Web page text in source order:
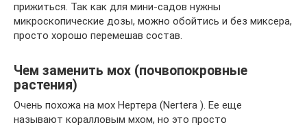
прижиться. Так как для мини-садов нужны
микроскопические дозы, можно обойтись и без миксера,
просто хорошо перемешав состав.
Чем заменить мох (почвопокровные
растения)
Очень похожа на мох Нертера (Nertera ). Ее еще
называют коралловым мхом, но это просто